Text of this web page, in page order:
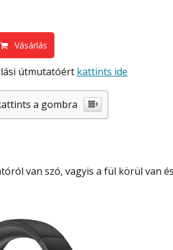
Vásárlás
útmutatóért kattints ide
a gombra